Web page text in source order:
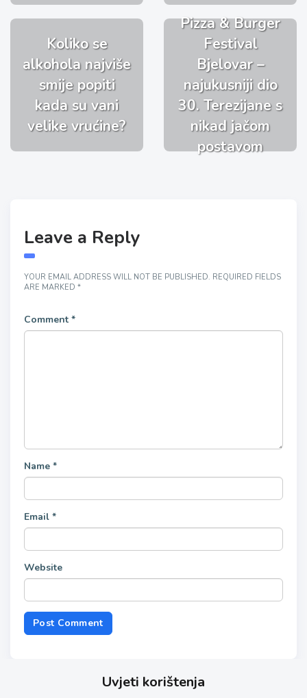
Koliko se
alkohola najviše
smije popiti
kada su vani
velike vrućine?
Pizza & Burger
Festival
Bjelovar –
najukusniji dio
30. Terezijane s
nikad jačom
postavom
Leave a Reply
YOUR EMAIL ADDRESS WILL NOT BE PUBLISHED. REQUIRED FIELDS
ARE MARKED *
Comment *
Name *
Email *
Website
Uvjeti korištenja